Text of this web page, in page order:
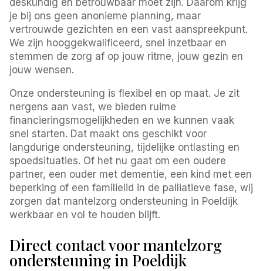
je bij ons geen anonieme planning, maar
vertrouwde gezichten en een vast aanspreekpunt.
We zijn hooggekwalificeerd, snel inzetbaar en
stemmen de zorg af op jouw ritme, jouw gezin en
jouw wensen.
Onze ondersteuning is flexibel en op maat. Je zit
nergens aan vast, we bieden ruime
financieringsmogelijkheden en we kunnen vaak
snel starten. Dat maakt ons geschikt voor
langdurige ondersteuning, tijdelijke ontlasting en
spoedsituaties. Of het nu gaat om een oudere
partner, een ouder met dementie, een kind met een
beperking of een familielid in de palliatieve fase, wij
zorgen dat mantelzorg ondersteuning in Poeldijk
werkbaar en vol te houden blijft.
Direct contact voor mantelzorg
ondersteuning in Poeldijk